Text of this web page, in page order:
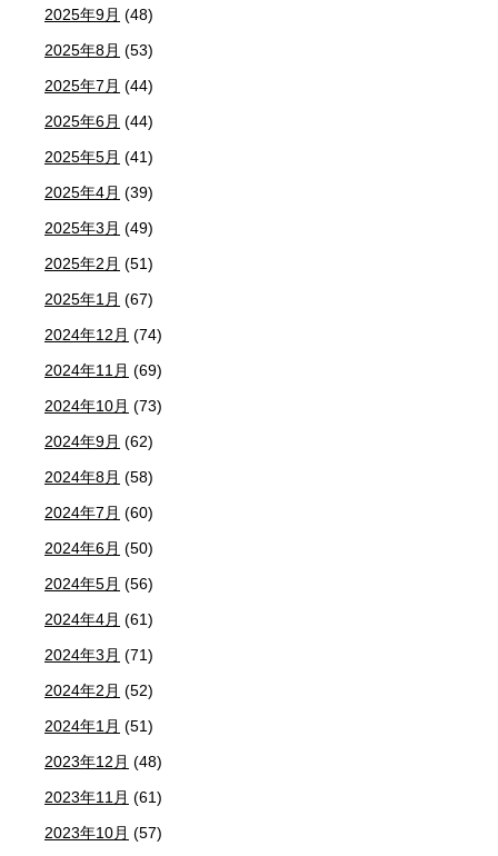
2025年9月 (48)
2025年8月 (53)
2025年7月 (44)
2025年6月 (44)
2025年5月 (41)
2025年4月 (39)
2025年3月 (49)
2025年2月 (51)
2025年1月 (67)
2024年12月 (74)
2024年11月 (69)
2024年10月 (73)
2024年9月 (62)
2024年8月 (58)
2024年7月 (60)
2024年6月 (50)
2024年5月 (56)
2024年4月 (61)
2024年3月 (71)
2024年2月 (52)
2024年1月 (51)
2023年12月 (48)
2023年11月 (61)
2023年10月 (57)